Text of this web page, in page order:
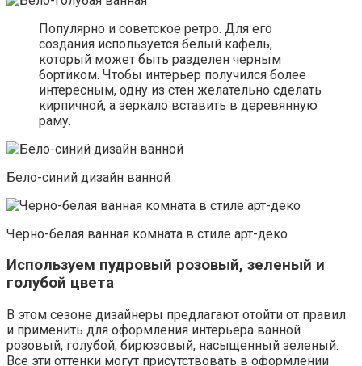
Популярно и советское ретро. Для его
создания используется белый кафель,
который может быть разделен черным
бортиком. Чтобы интерьер получился более
интересным, одну из стен желательно сделать
кирпичной, а зеркало вставить в деревянную
раму.
Бело-синий дизайн ванной
Черно-белая ванная комната в стиле арт-деко
Используем пудровый розовый, зеленый и
голубой цвета
В этом сезоне дизайнеры предлагают отойти от правил
и применить для оформления интерьера ванной
розовый, голубой, бирюзовый, насыщенный зеленый.
Все эти оттенки могут присутствовать в оформлении